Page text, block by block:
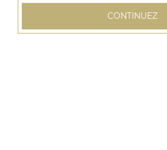
CONTINUEZ